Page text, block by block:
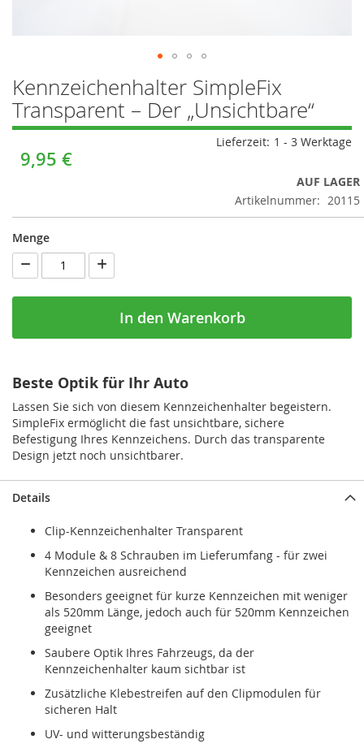
Anfang
der
Bildergalerie
Kennzeichenhalter SimpleFix
Transparent – Der „Unsichtbare“
Lieferzeit: 1 - 3 Werktage
9,95 €
AUF LAGER
Artikelnummer: 20115
Menge
In den Warenkorb
Beste Optik für Ihr Auto
Lassen Sie sich von diesem Kennzeichenhalter begeistern.
SimpleFix ermöglicht die fast unsichtbare, sichere
Befestigung Ihres Kennzeichens. Durch das transparente
Design jetzt noch unsichtbarer.
Details
Clip-Kennzeichenhalter Transparent
4 Module & 8 Schrauben im Lieferumfang - für zwei
Kennzeichen ausreichend
Besonders geeignet für kurze Kennzeichen mit weniger
als 520mm Länge, jedoch auch für 520mm Kennzeichen
geeignet
Saubere Optik Ihres Fahrzeugs, da der
Kennzeichenhalter kaum sichtbar ist
Zusätzliche Klebestreifen auf den Clipmodulen für
sicheren Halt
UV- und witterungsbeständig